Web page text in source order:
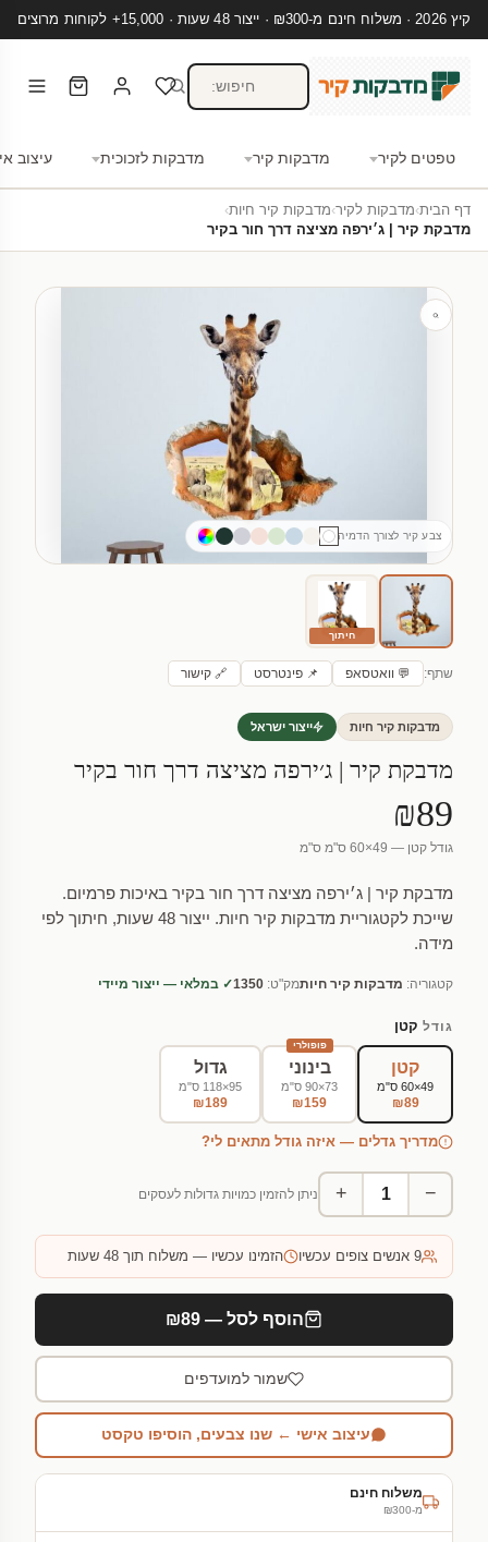
קיץ 2026 · משלוח חינם מ-₪300 · ייצור 48 שעות · 15,000+ לקוחות מרוצים
טפטים לקיר מדבקות קיר מדבקות לזכוכית עיצוב
דף הבית›מדבקות לקיר›מדבקות קיר חיות›
מדבקת קיר | ג׳ירפה מציצה דרך חור בקיר
צבע קיר לצורך הדמיה
חיתוך
שתף: 💬 וואטסאפ 📌 פינטרסט 🔗 קישור
מדבקות קיר חיות ייצור ישראל
מדבקת קיר | ג׳ירפה מציצה דרך חור בקיר
₪89
גודל קטן — 49×60 ס"מ ס"מ
מדבקת קיר | ג׳ירפה מציצה דרך חור בקיר באיכות פרמיום.
שייכת לקטגוריית מדבקות קיר חיות. ייצור 48 שעות, חיתוך לפי
מידה.
קטגוריה: מדבקות קיר חיותמק"ט: 1350✓ במלאי — ייצור מיידי
גודל קטן
קטן
49×60 ס"מ
₪89
פופולרי
בינוני
73×90 ס"מ
₪159
גדול
95×118 ס"מ
₪189
מדריך גדלים — איזה גודל מתאים לי?
−
+ ניתן להזמין כמויות גדולות לעסקים
9 אנשים צופים עכשיו הזמינו עכשיו — משלוח תוך 48 שעות
הוסף לסל — ₪89
שמור למועדפים
עיצוב אישי ← שנו צבעים, הוסיפו טקסט
משלוח חינם
מ-₪300